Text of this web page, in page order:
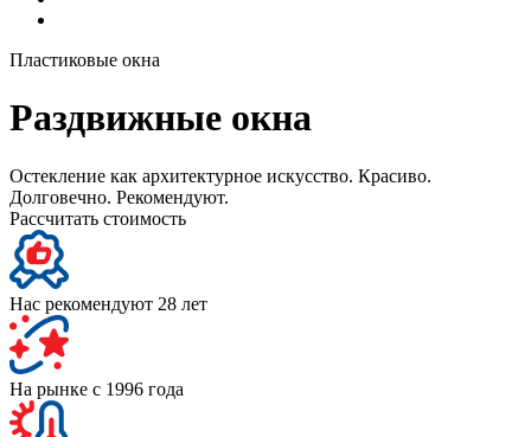
Пластиковые окна
Раздвижные окна
Остекление как архитектурное искусство. Красиво.
Долговечно. Рекомендуют.
Рассчитать стоимость
Нас рекомендуют 28 лет
На рынке с 1996 года